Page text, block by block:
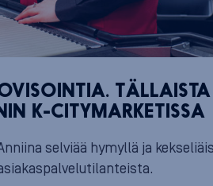
K-CITYMARKETISSA
selviää hymyllä ja